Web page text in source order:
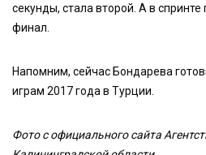
секунды, стала второй. А в
финал.
Напомним, сейчас Бондарева
играм 2017 года в Турции.
Фото с официального сайта